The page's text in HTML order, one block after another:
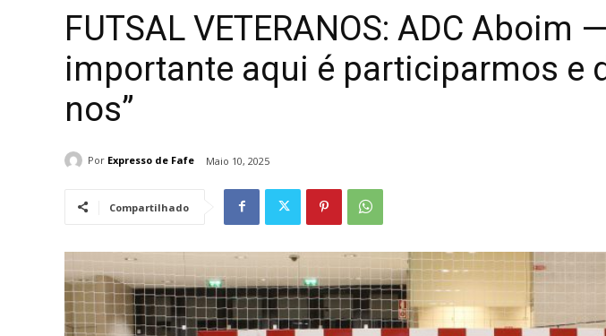
FUTSAL VETERANOS: ADC Aboim
importante aqui é participarmos e
nos”
Por Expresso de Fafe Maio 10, 2025
Compartilhado